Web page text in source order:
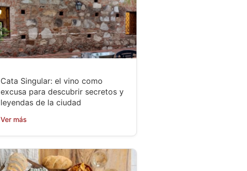
Cata Singular: el vino como
excusa para descubrir secretos y
leyendas de la ciudad
Ver más